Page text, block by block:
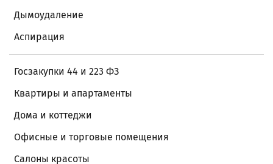
Дымоудаление
Аспирация
Госзакупки 44 и 223 ФЗ
Квартиры и апартаменты
Дома и коттеджи
Офисные и торговые помещения
Салоны красоты